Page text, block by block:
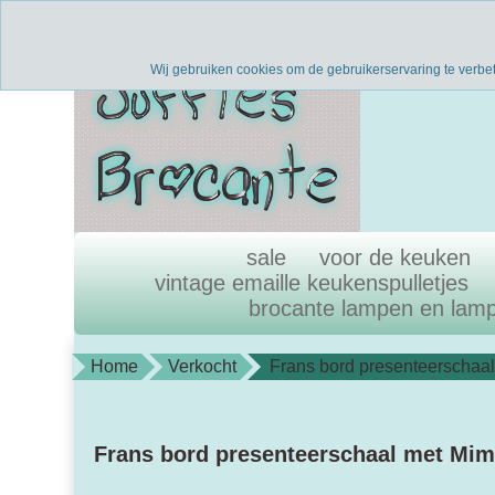
sale
voor de keuken
vintage emaille keukenspulletjes
brocante lampen en
Home Verkocht Frans bord
Frans bord presenteerschaal met
Wij gebruiken cookies om de gebruikerservaring te